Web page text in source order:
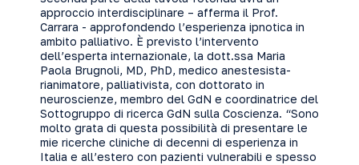
approccio interdisciplinare – afferma il Prof.
Carrara - approfondendo l’esperienza ipnotica in
ambito palliativo. È previsto l’intervento
dell’esperta internazionale, la dott.ssa Maria
Paola Brugnoli, MD, PhD, medico anestesista-
rianimatore, palliativista, con dottorato in
neuroscienze, membro del GdN e coordinatrice del
Sottogruppo di ricerca GdN sulla Coscienza. “Sono
molto grata di questa possibilità di presentare le
mie ricerche cliniche di decenni di esperienza in
Italia e all’estero con pazienti vulnerabili e spesso